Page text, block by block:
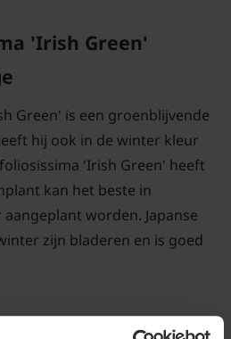
'Irish Green'
Green' is een groenblijvende
hij ook in de winter kleur
'Irish Green' heeft
kan het beste in
worden. Japanse
zijn bladeren en is goed